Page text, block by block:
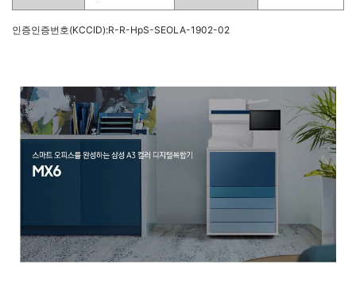
인증인증번호(KCCID):R-R-HpS-SEOLA-1902-02